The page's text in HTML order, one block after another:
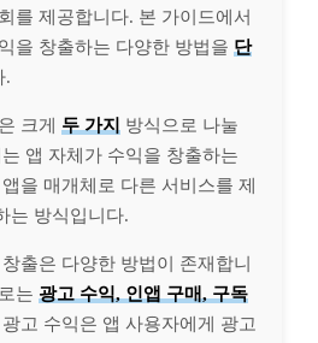
를 제공합니다. 본 가이드에서
을 창출하는 다양한 방법을 단
.
크게 두 가지 방식으로 나눌
앱 자체가 수익을 창출하는
을 매개체로 다른 서비스를 제
는 방식입니다.
출은 다양한 방법이 존재합니
는 광고 수익, 인앱 구매, 구독
고 수익은 앱 사용자에게 광고